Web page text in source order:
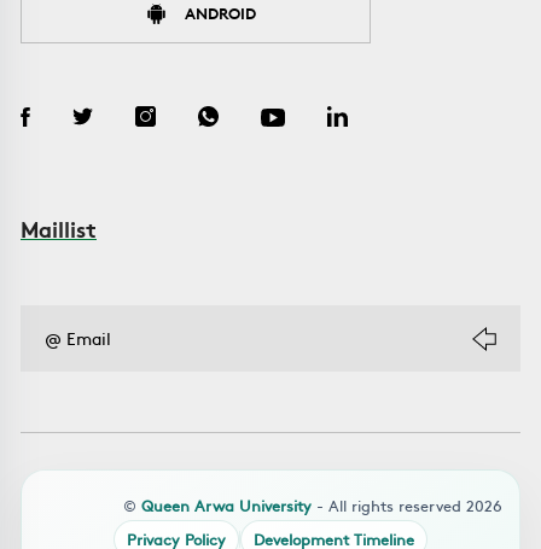
ANDROID
Maillist
© Queen Arwa University - All rights reserved 2026
Privacy Policy
Development Timeline